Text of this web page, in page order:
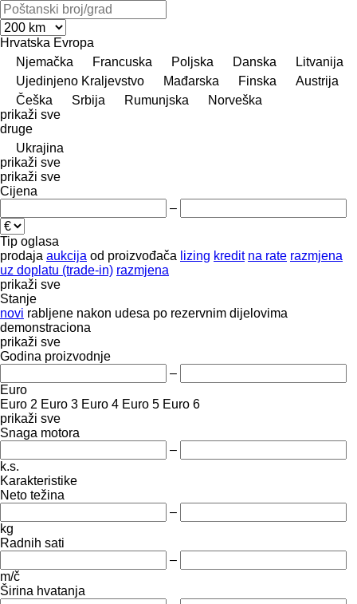
Hrvatska Evropa
Njemačka
Francuska Poljska Danska
Litvanija
Ujedinjeno Kraljevstvo
Mađarska Finska
Austrija
Češka
Srbija Rumunjska
Norveška
prikaži sve
druge
Ukrajina
prikaži sve
prikaži sve
Cijena
–
Tip oglasa
prodaja aukcija od proizvođača lizing kredit na rate razmjena
uz doplatu (trade-in) razmjena
prikaži sve
Stanje
novi rabljene nakon udesa po rezervnim dijelovima
demonstraciona
prikaži sve
Godina proizvodnje
–
Euro
Euro 2 Euro 3 Euro 4 Euro 5 Euro 6
prikaži sve
Snaga motora
–
k.s.
Karakteristike
Neto težina
–
kg
Radnih sati
–
m/č
Širina hvatanja